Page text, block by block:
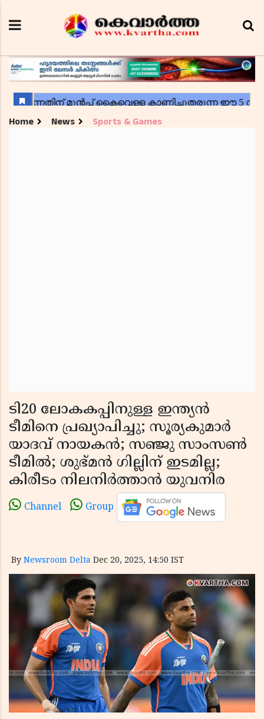
Home News Sports & Games
ടി20 ലോകകപ്പിനുള്ള ഇന്ത്യൻ
ടീമിനെ പ്രഖ്യാപിച്ചു; സൂര്യകുമാർ
യാദവ് നായകൻ; സഞ്ജു സാംസൺ
ടീമിൽ; ശുഭ്‌മൻ ഗില്ലിന് ഇടമില്ല;
കിരീടം നിലനിർത്താൻ യുവനിര
Channel Group
By Newsroom Delta Dec 20, 2025, 14:50 IST